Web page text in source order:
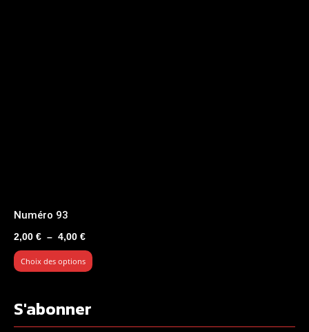
Numéro 93
2,00 € – 4,00 €Plage
de
prix :
4,00 €
Choix des options
S'abonner